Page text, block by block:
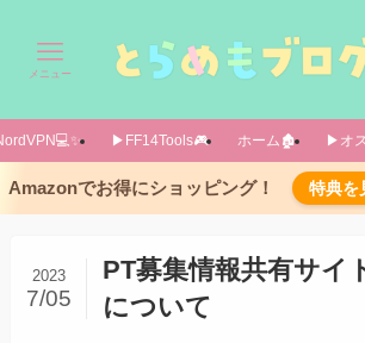
メニュー
▶FF14Tools🎮️ ホーム🏚️ ▶オ
Amazonでお得にショッピング！ 特典
PT募集情報共有サイ
について
2023
7/05
サイトの概要
検索バー、DC設定、コンテン
終わりに
閲覧注意！ オマケ「どうやっ
れているか」